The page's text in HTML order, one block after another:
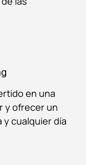
en una
y ofrecer un
y cualquier día